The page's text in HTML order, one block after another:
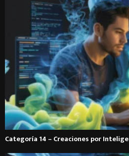
Categoría 14 – Creaciones por